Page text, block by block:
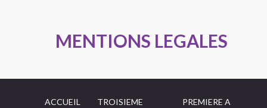
MENTIONS LEGALES
ACCUEIL TROISIEME PREMIERE A